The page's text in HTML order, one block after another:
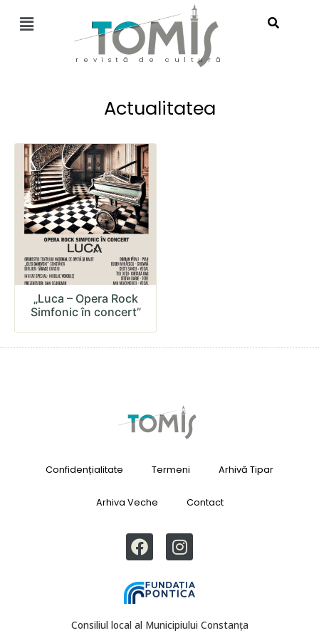
revistă de cultură
Actualitatea
„Luca – Opera Rock
Simfonic în concert”
Confidențialitate Termeni Arhivă Tipar
Arhiva Veche Contact
Consiliul local al Municipiului Constanța